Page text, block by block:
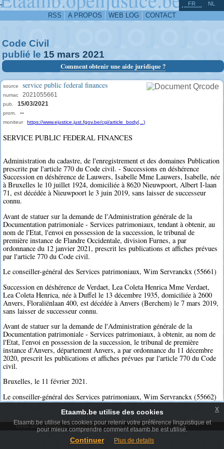
-
RSS A PROPOS WEB LOG CONTACT
FR NL
Code Civil
publié le 15 mars 2021
Comment obtenir une aide juridique ?
source service public federal finances
numac 2021055661
pub. 15/03/2021
prom. --
moniteur https://www.ejustice.just.fgov.be/cgi/article_body(...)
SERVICE PUBLIC FEDERAL FINANCES
Administration du cadastre, de l'enregistrement et des domaines Publication
prescrite par l'article 770 du Code civil. - Successions en déshérence
Succession en déshérence de Lauwers, Isabelle Mme Lauwers, Isabelle, née
à Bruxelles le 10 juillet 1924, domiciliée à 8620 Nieuwpoort, Albert I-laan
71, est décédée à Nieuwpoort le 3 juin 2019, sans laisser de successeur
connu.
Avant de statuer sur la demande de l'Administration générale de la
Documentation patrimoniale - Services patrimoniaux, tendant à obtenir, au
nom de l'Etat, l'envoi en possession de la succession, le tribunal de
première instance de Flandre Occidentale, division Furnes, a par
ordonnance du 12 janvier 2021, prescrit les publications et affiches prévues
par l'article 770 du Code civil.
Le conseiller-général des Services patrimoniaux, Wim Servranckx (55661)
Succession en déshérence de Verdaet, Lea Coleta Henrica Mme Verdaet,
Lea Coleta Henrica, née à Duffel le 13 décembre 1935, domiciliée à 2600
Anvers, Floraliënlaan 400, est décédée à Anvers (Berchem) le 7 mars 2019,
sans laisser de successeur connu.
Avant de statuer sur la demande de l'Administration générale de la
Documentation patrimoniale - Services patrimoniaux, à obtenir, au nom de
l'Etat, l'envoi en possession de la succession, le tribunal de première
instance d'Anvers, département Anvers, a par ordonnance du 11 décembre
2020, prescrit les publications et affiches prévues par l'article 770 du Code
civil.
Bruxelles, le 11 février 2021.
Le conseiller-général des Services patrimoniaux, Wim Servranckx (55662)
^
Terms and conditions|Privacy policy| Cookie policy| Accessibility policy
Etaamb.be utilise des cookies
Etaamb.be utilise les cookies pour retenir votre préférence linguistique et
pour mieux comprendre comment etaamb.be est utilisé.
Continuer Plus de details
x